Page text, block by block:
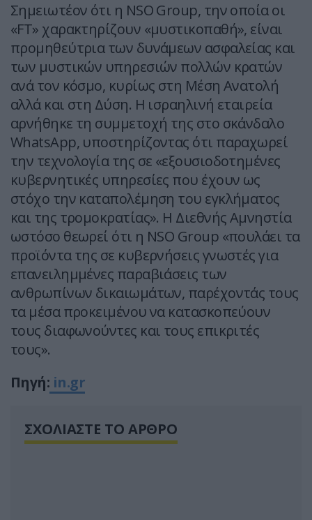
Σημειωτέον ότι η NSO Group, την οποία οι
«FT» χαρακτηρίζουν «μυστικοπαθή», είναι
προμηθεύτρια των δυνάμεων ασφαλείας και
των μυστικών υπηρεσιών πολλών κρατών
ανά τον κόσμο, κυρίως στη Μέση Ανατολή
αλλά και στη Δύση. Η ισραηλινή εταιρεία
αρνήθηκε τη συμμετοχή της στο σκάνδαλο
WhatsApp, υποστηρίζοντας ότι παραχωρεί
την τεχνολογία της σε «εξουσιοδοτημένες
κυβερνητικές υπηρεσίες που έχουν ως
στόχο την καταπολέμηση του εγκλήματος
και της τρομοκρατίας». Η Διεθνής Αμνηστία
ωστόσο θεωρεί ότι η NSO Group «πουλάει τα
προϊόντα της σε κυβερνήσεις γνωστές για
επανειλημμένες παραβιάσεις των
ανθρωπίνων δικαιωμάτων, παρέχοντάς τους
τα μέσα προκειμένου να κατασκοπεύουν
τους διαφωνούντες και τους επικριτές
τους».
Πηγή: in.gr
ΣΧΟΛΙΑΣΤΕ ΤΟ ΑΡΘΡΟ